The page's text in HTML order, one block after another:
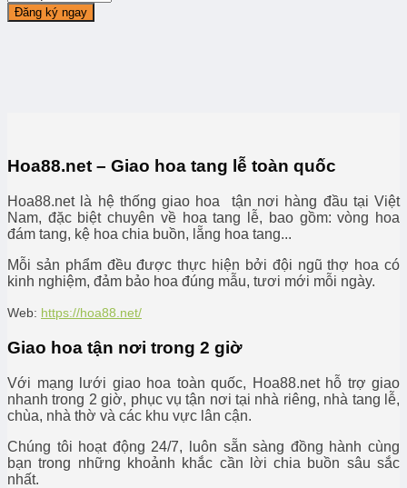
Hoa88.net – Giao hoa tang lễ toàn quốc
Hoa88.net là hệ thống giao hoa tận nơi hàng đầu tại Việt
Nam, đặc biệt chuyên về hoa tang lễ, bao gồm: vòng hoa
đám tang, kệ hoa chia buồn, lẵng hoa tang...
Mỗi sản phẩm đều được thực hiện bởi đội ngũ thợ hoa có
kinh nghiệm, đảm bảo hoa đúng mẫu, tươi mới mỗi ngày.
Web: https://hoa88.net/
Giao hoa tận nơi trong 2 giờ
Với mạng lưới giao hoa toàn quốc, Hoa88.net hỗ trợ giao
nhanh trong 2 giờ, phục vụ tận nơi tại nhà riêng, nhà tang lễ,
chùa, nhà thờ và các khu vực lân cận.
Chúng tôi hoạt động 24/7, luôn sẵn sàng đồng hành cùng
bạn trong những khoảnh khắc cần lời chia buồn sâu sắc
nhất.